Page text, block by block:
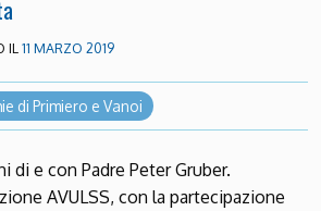
IL 11 MARZO 2019
di Primiero e Vanoi
di e con Padre Peter Gruber.
AVULSS, con la partecipazione